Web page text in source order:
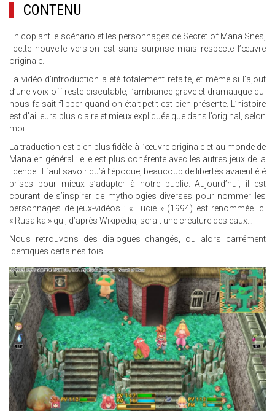
CONTENU
En copiant le scénario et les personnages de Secret of Mana Snes,
cette nouvelle version est sans surprise mais respecte l’œuvre
originale.
La vidéo d’introduction a été totalement refaite, et même si l’ajout
d’une voix off reste discutable, l’ambiance grave et dramatique qui
nous faisait flipper quand on était petit est bien présente. L’histoire
est d’ailleurs plus claire et mieux expliquée que dans l’original, selon
moi.
La traduction est bien plus fidèle à l’œuvre originale et au monde de
Mana en général : elle est plus cohérente avec les autres jeux de la
licence. Il faut savoir qu’à l’époque, beaucoup de libertés avaient été
prises pour mieux s’adapter à notre public. Aujourd’hui, il est
courant de s’inspirer de mythologies diverses pour nommer les
personnages de jeux-vidéos : « Lucie » (1994) est renommée ici
« Rusalka » qui, d’après Wikipédia, serait une créature des eaux…
Nous retrouvons des dialogues changés, ou alors carrément
identiques certaines fois.
26.JPG